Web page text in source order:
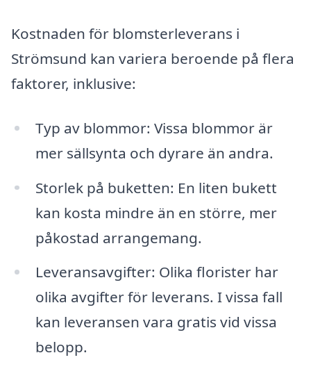
Kostnaden för blomsterleverans i
Strömsund kan variera beroende på flera
faktorer, inklusive:
Typ av blommor: Vissa blommor är
mer sällsynta och dyrare än andra.
Storlek på buketten: En liten bukett
kan kosta mindre än en större, mer
påkostad arrangemang.
Leveransavgifter: Olika florister har
olika avgifter för leverans. I vissa fall
kan leveransen vara gratis vid vissa
belopp.